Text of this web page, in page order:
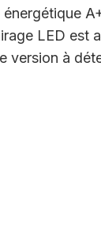
LED est
version à